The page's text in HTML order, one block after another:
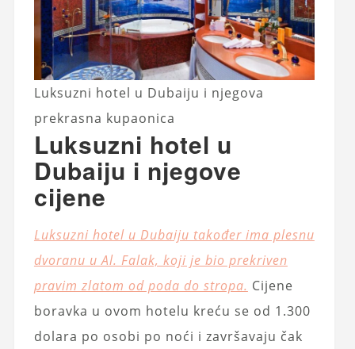
Luksuzni hotel u Dubaiju i njegova
prekrasna kupaonica
Luksuzni hotel u
Dubaiju i njegove
cijene
Luksuzni hotel u Dubaiju također ima plesnu
dvoranu u Al. Falak, koji je bio prekriven
pravim zlatom od poda do stropa. Cijene
boravka u ovom hotelu kreću se od 1.300
dolara po osobi po noći i završavaju čak